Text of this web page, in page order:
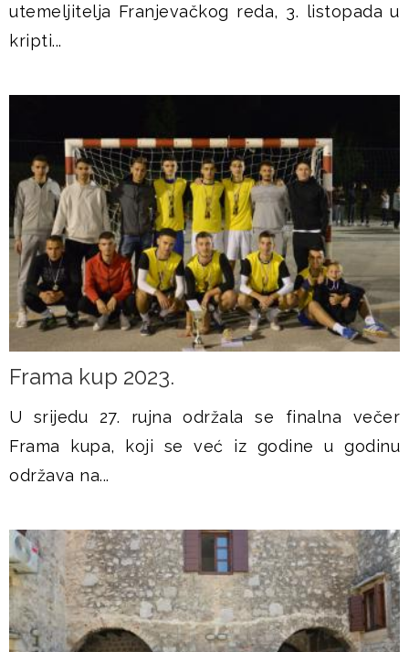
utemeljitelja Franjevačkog reda, 3. listopada u
kripti...
Frama kup 2023.
U srijedu 27. rujna održala se finalna večer
Frama kupa, koji se već iz godine u godinu
održava na...